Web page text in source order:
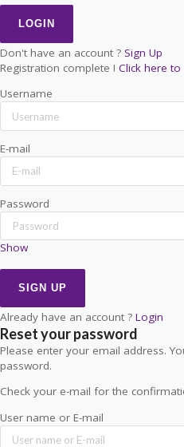
Don't have an account ? Sign Up
Registration complete ! Click here to
Username
E-mail
Password
Show
Already have an account ? Login
Reset your password
Please enter your email address.
password.
Check your e-mail for the
User name or E-mail